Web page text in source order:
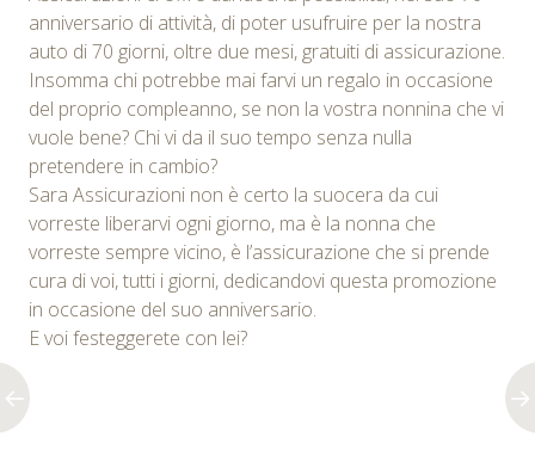
anniversario di attività, di poter usufruire per la nostra
auto di 70 giorni, oltre due mesi, gratuiti di assicurazione.
Insomma chi potrebbe mai farvi un regalo in occasione
del proprio compleanno, se non la vostra nonnina che vi
vuole bene? Chi vi da il suo tempo senza nulla
pretendere in cambio?
Sara Assicurazioni non è certo la suocera da cui
vorreste liberarvi ogni giorno, ma è la nonna che
vorreste sempre vicino, è l’assicurazione che si prende
cura di voi, tutti i giorni, dedicandovi questa promozione
in occasione del suo anniversario.
E voi festeggerete con lei?